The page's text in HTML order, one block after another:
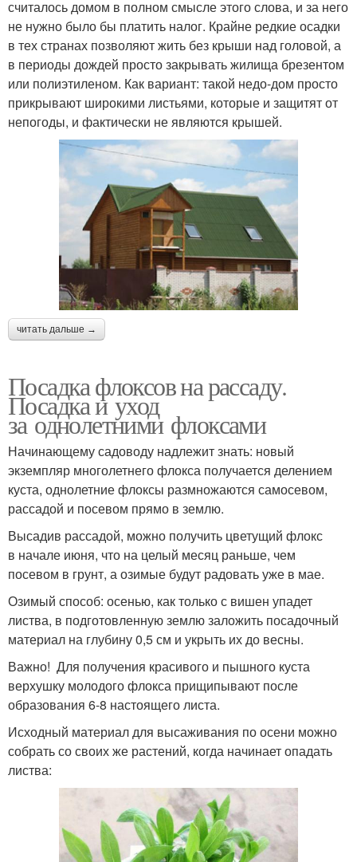
считалось домом в полном смысле этого слова, и за него
не нужно было бы платить налог. Крайне редкие осадки
в тех странах позволяют жить без крыши над головой, а
в периоды дождей просто закрывать жилища брезентом
или полиэтиленом. Как вариант: такой недо-дом просто
прикрывают широкими листьями, которые и защитят от
непогоды, и фактически не являются крышей.
читать дальше →
Посадка флоксов на рассаду.
Посадка и уход
за однолетними флоксами
Начинающему садоводу надлежит знать: новый
экземпляр многолетнего флокса получается делением
куста, однолетние флоксы размножаются самосевом,
рассадой и посевом прямо в землю.
Высадив рассадой, можно получить цветущий флокс
в начале июня, что на целый месяц раньше, чем
посевом в грунт, а озимые будут радовать уже в мае.
Озимый способ: осенью, как только с вишен упадет
листва, в подготовленную землю заложить посадочный
материал на глубину 0,5 см и укрыть их до весны.
Важно! Для получения красивого и пышного куста
верхушку молодого флокса прищипывают после
образования 6-8 настоящего листа.
Исходный материал для высаживания по осени можно
собрать со своих же растений, когда начинает опадать
листва: